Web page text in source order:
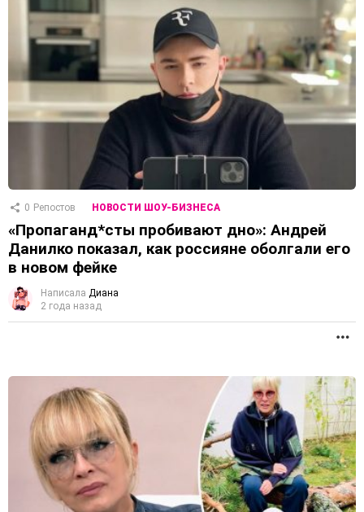
0 Репостов НОВОСТИ ШОУ-БИЗНЕСА
«Пропаганд*сты пробивают дно»: Андрей
Данилко показал, как россияне оболгали его
в новом фейке
Написала Диана
2 года назад